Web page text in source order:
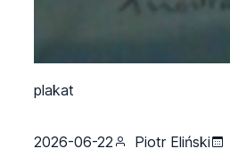
plakat
2026-06-22 Piotr Eliński